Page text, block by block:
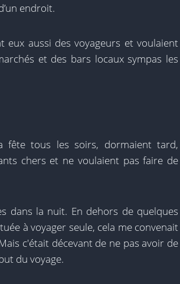
endroit.
eux aussi des voyageurs et voulaient
et des bars locaux sympas les
tous les soirs, dormaient tard,
chers et ne voulaient pas faire de
dans la nuit. En dehors de quelques
à voyager seule, cela me convenait
c'était décevant de ne pas avoir de
du voyage.